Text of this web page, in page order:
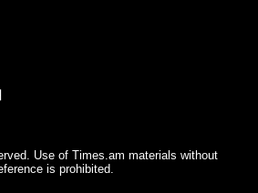
Use of Times.am materials without
is prohibited.